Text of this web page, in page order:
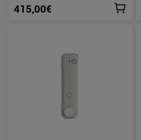
415,00€